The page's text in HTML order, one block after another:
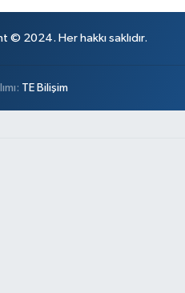
© 2024. Her hakkı saklıdır.
TE Bilişim